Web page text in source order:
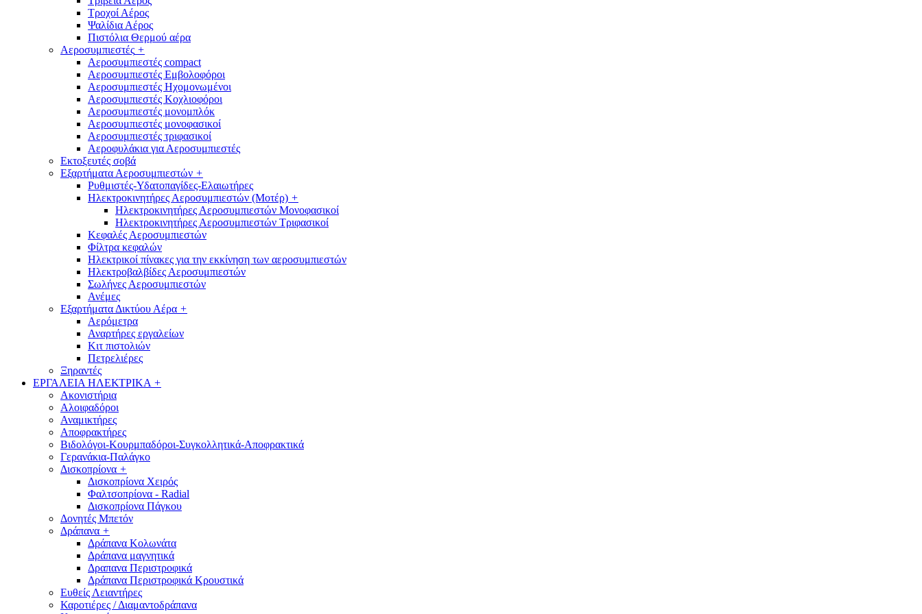
Τροχοί Αέρος
Ψαλίδια Αέρος
Πιστόλια Θερμού αέρα
Αεροσυμπιεστές +
Αεροσυμπιεστές compact
Αεροσυμπιεστές Εμβολοφόροι
Αεροσυμπιεστές Ηχομονωμένοι
Αεροσυμπιεστές Κοχλιοφόροι
Αεροσυμπιεστές μονομπλόκ
Αεροσυμπιεστές μονοφασικοί
Αεροσυμπιεστές τριφασικοί
Αεροφυλάκια για Αεροσυμπιεστές
Εκτοξευτές σοβά
Εξαρτήματα Αεροσυμπιεστών +
Ρυθμιστές-Υδατοπαγίδες-Ελαιωτήρες
Ηλεκτροκινητήρες Αεροσυμπιεστών (Μοτέρ) +
Ηλεκτροκινητήρες Αεροσυμπιεστών Μονοφασικοί
Ηλεκτροκινητήρες Αεροσυμπιεστών Τριφασικοί
Κεφαλές Αεροσυμπιεστών
Φίλτρα κεφαλών
Ηλεκτρικοί πίνακες για την εκκίνηση των αεροσυμπιεστών
Ηλεκτροβαλβίδες Αεροσυμπιεστών
Σωλήνες Αεροσυμπιεστών
Ανέμες
Εξαρτήματα Δικτύου Αέρα +
Αερόμετρα
Αναρτήρες εργαλείων
Κιτ πιστολιών
Πετρελιέρες
Ξηραντές
ΕΡΓΑΛΕΙΑ ΗΛΕΚΤΡΙΚΑ +
Ακονιστήρια
Αλοιφαδόροι
Αναμικτήρες
Αποφρακτήρες
Βιδολόγοι-Κουρμπαδόροι-Συγκολλητικά-Αποφρακτικά
Γερανάκια-Παλάγκο
Δισκοπρίονα +
Δισκοπρίονα Χειρός
Φαλτσοπρίονα - Radial
Δισκοπρίονα Πάγκου
Δονητές Μπετόν
Δράπανα +
Δράπανα Κολωνάτα
Δράπανα μαγνητικά
Δραπανα Περιστροφικά
Δράπανα Περιστροφικά Κρουστικά
Ευθείς Λειαντήρες
Καροτιέρες / Διαμαντοδράπανα